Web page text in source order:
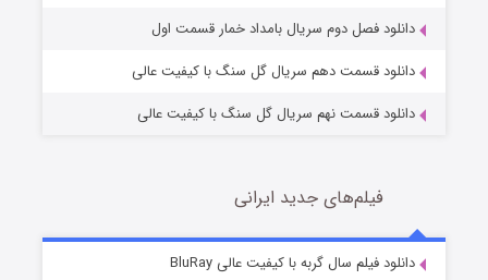
قسمت6 (زیرنویس) منتشر شد
دانلود فصل دوم سریال بامداد خمار قسمت اول
دانلود قسمت دهم سریال گل سنگ با کیفیت عالی
دانلود قسمت نهم سریال گل سنگ با کیفیت عالی
فیلم‌های جدید ایرانی
دانلود فیلم سال گربه با کیفیت عالی BluRay